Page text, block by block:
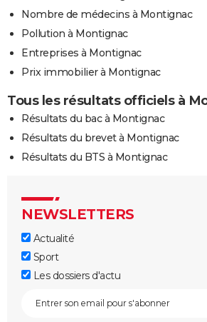
Nombre de médecins à Montignac
Pollution à Montignac
Entreprises à Montignac
Prix immobilier à Montignac
Tous les résultats officiels à
Résultats du bac à Montignac
Résultats du brevet à Montignac
Résultats du BTS à Montignac
NEWSLETTERS
Actualité
Sport
Les dossiers d'actu